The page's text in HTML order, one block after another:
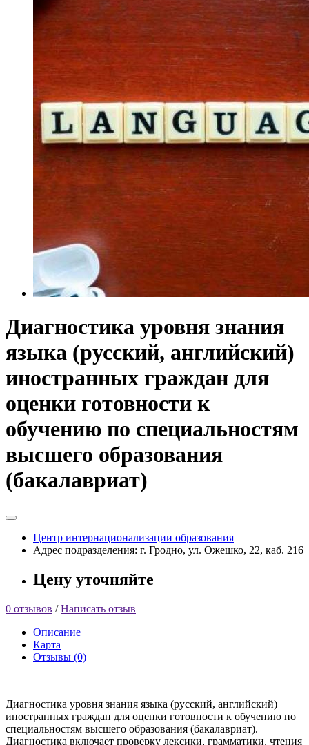
Диагностика уровня знания
языка (русский, английский)
иностранных граждан для
оценки готовности к
обучению по специальностям
высшего образования
(бакалавриат)
Центр интернационализации образования
Адрес подразделения: г. Гродно, ул. Ожешко, 22, каб. 216
Цену уточняйте
0 отзывов /Написать отзыв
Описание
Карта
Отзывы (0)
Диагностика уровня знания языка (русский, английский)
иностранных граждан для оценки готовности к обучению по
специальностям высшего образования (бакалавриат).
Диагностика включает проверку лексики, грамматики, чтения